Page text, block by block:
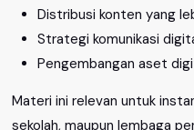
Distribusi konten yang
Strategi komunikasi
Pengembangan aset
Materi ini relevan untuk
sekolah, maupun lembaga